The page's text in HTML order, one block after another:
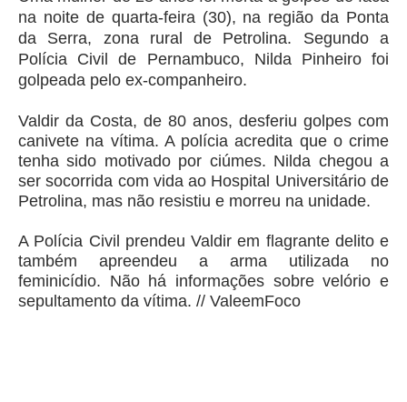
na noite de quarta-feira (30), na região da Ponta
da Serra, zona rural de Petrolina. Segundo a
Polícia Civil de Pernambuco, Nilda Pinheiro foi
golpeada pelo ex-companheiro.
Valdir da Costa, de 80 anos, desferiu golpes com
canivete na vítima. A polícia acredita que o crime
tenha sido motivado por ciúmes. Nilda chegou a
ser socorrida com vida ao Hospital Universitário de
Petrolina, mas não resistiu e morreu na unidade.
A Polícia Civil prendeu Valdir em flagrante delito e
também apreendeu a arma utilizada no
feminicídio. Não há informações sobre velório e
sepultamento da vítima. // ValeemFoco